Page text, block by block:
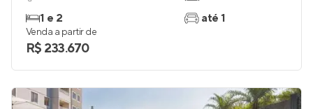
1 e 2
até 1
Venda a partir de
R$ 233.670